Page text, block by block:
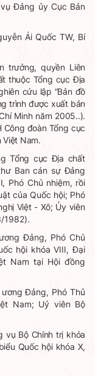
Đảng ủy Cục Bản
Ái Quốc TW, Bí
trưởng, quyền Liên
thuộc Tổng cục Địa
cứu lập “Bản đồ
trình được xuất bản
Minh năm 2005..).
Công đoàn Tổng cục
Việt Nam.
Tổng cục Địa chất
Ban cán sự Đảng
Phó Chủ nhiệm, rồi
của Quốc hội; Phó
Việt - Xô; Ủy viên
1982).
Đảng, Phó Chủ
hội khóa VIII, Đại
Nam tại Hội đồng
Đảng, Phó Thủ
Nam; Uỷ viên Bộ
Bộ Chính trị khóa
Quốc hội khóa X,